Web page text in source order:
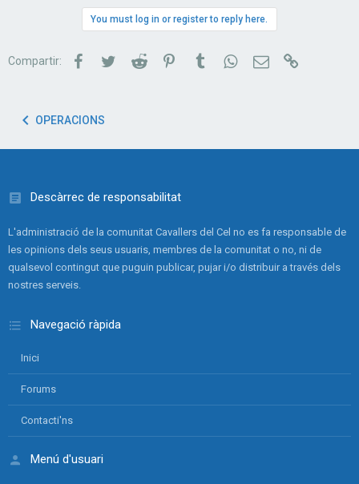
You must log in or register to reply here.
Compartir: FacebookTwitterReddit PinterestTumblrWhatsAppCorreu electrònic
OPERACIONS
Descàrrec de responsabilitat
L'administració de la comunitat Cavallers del Cel no es fa responsable de
les opinions dels seus usuaris, membres de la comunitat o no, ni de
qualsevol contingut que puguin publicar, pujar i/o distribuir a través dels
nostres serveis.
Navegació ràpida
Inici
Forums
Contacti'ns
Menú d'usuari